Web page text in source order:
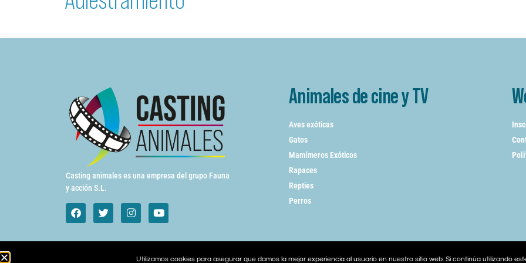
Casting animales es una empresa del grupo Fauna
y acción S.L.
Animales de cine y TV
Aves exóticas
Gatos
Mamímeros Exóticos
Rapaces
Repties
Perros
Utilizamos cookies para asegurar que damos la mejor experiencia al usuario en nuestro sitio web. Si continúa utilizando